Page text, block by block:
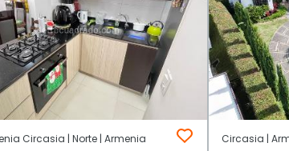
Circasia | Norte | Armenia Circasia |